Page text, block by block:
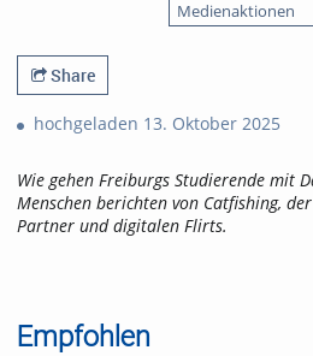
Medienaktionen
Share
hochgeladen 13. Oktober 2025
Wie gehen Freiburgs Studierende mit
Menschen berichten von Catfishing,
Partner und digitalen Flirts.
Empfohlen